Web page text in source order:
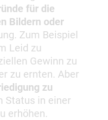
für die
Bildern oder
Zum Beispiel
Leid zu
Gewinn zu
zu ernten. Aber
zu
Status in einer
erhöhen.